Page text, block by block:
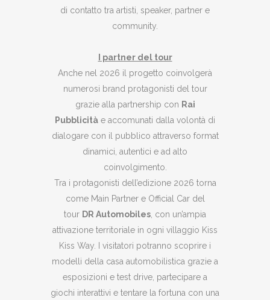
di contatto tra artisti, speaker, partner e
community.
I partner del tour
Anche nel 2026 il progetto coinvolgerà
numerosi brand protagonisti del tour
grazie alla partnership con Rai
Pubblicità e accomunati dalla volontà di
dialogare con il pubblico attraverso format
dinamici, autentici e ad alto
coinvolgimento.
Tra i protagonisti dell’edizione 2026 torna
come Main Partner e Official Car del
tour DR Automobiles , con un’ampia
attivazione territoriale in ogni villaggio Kiss
Kiss Way. I visitatori potranno scoprire i
modelli della casa automobilistica grazie a
esposizioni e test drive, partecipare a
giochi interattivi e tentare la fortuna con una